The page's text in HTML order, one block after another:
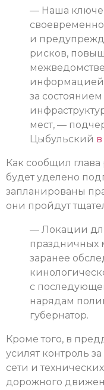
— Наша
и
рисков,
информацией
за
мест, —
Цыбульский
Как сообщил
будет уделено
запланированы
они пройдут
— Локации
праздничных
заранее
с
нарядам
губернатор.
Кроме того, в
усилят контроль
сети и
дорожного